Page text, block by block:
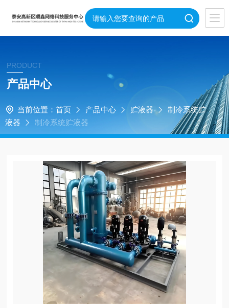
PRODUCT
产品中心
当前位置： 首页 产品中心 贮液器
制冷系统贮
液器
制冷系统贮液器